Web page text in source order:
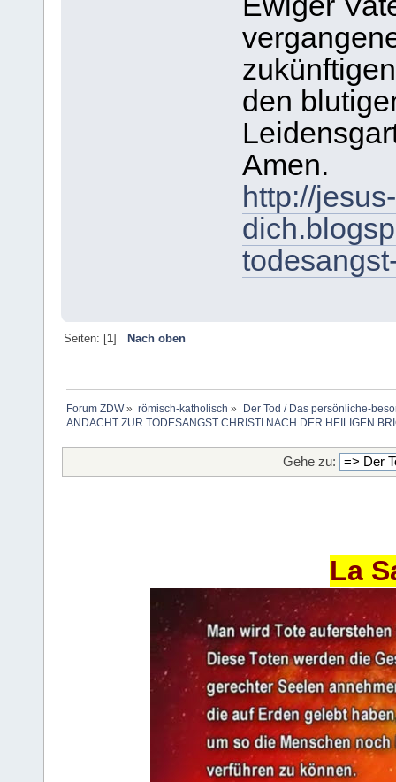
den
Amen.
http://
Seiten: [1] Nach oben
Forum ZDW» römisch-katholisch »
Der Tod / Das persönliche-
ANDACHT ZUR TODESANGST CHRISTI NACH DER HEILIGEN
Gehe zu:
La